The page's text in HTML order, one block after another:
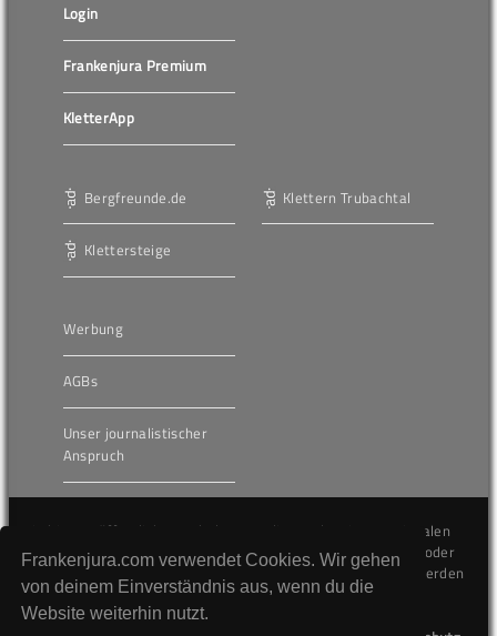
Frankenjura.com verwendet Cookies. Wir gehen
von deinem Einverständnis aus, wenn du die
Website weiterhin nutzt.
Login
Frankenjura Premium
KletterApp
Bergfreunde.de
Klettersteige
Klettern Trubachtal
Werbung
AGBs
Unser journalistischer
Anspruch
Die hier veröffentlichten Inhalte unterliegen dem internationalen
Urheberrecht (Copyright) und dürfen nicht kopiert, verändert oder
unverändert wiederveröffentlicht werden. Gegen Verstöße werden
wir auf juristischem Wege vorgehen.